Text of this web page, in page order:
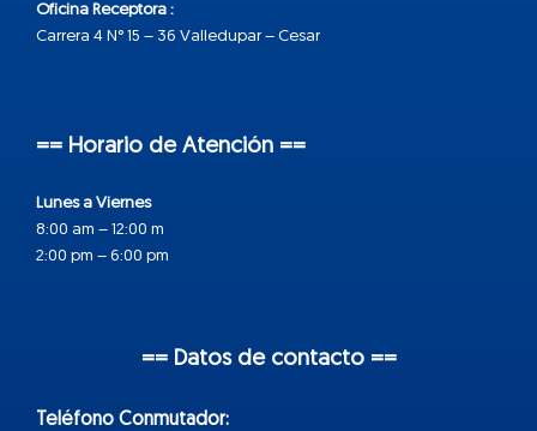
Oficina Receptora :
Carrera 4 N° 15 – 36 Valledupar – Cesar
== Horario de Atención ==
Lunes a Viernes
8:00 am – 12:00 m
2:00 pm – 6:00 pm
== Datos de contacto ==
Teléfono Conmutador: